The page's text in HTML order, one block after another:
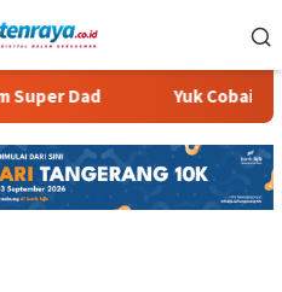
Yuk Cobain Wisata